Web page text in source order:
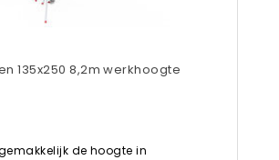
135x250 8,2m werkhoogte
de hoogte in